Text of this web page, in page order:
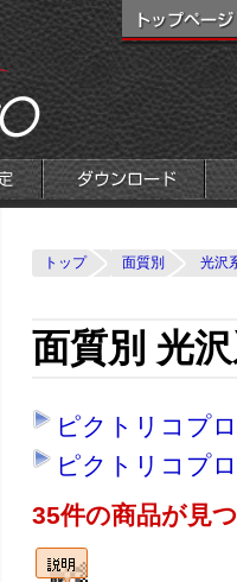
トップ 面質別 光沢
面質別 光
ピクトリコプ
ピクトリコプ
35件の商品が見